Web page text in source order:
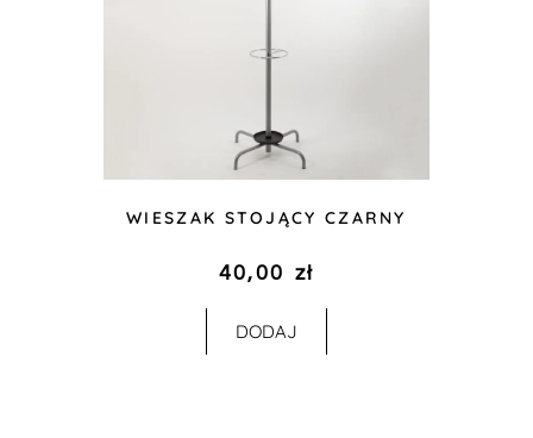
WIESZAK STOJĄCY CZARNY
40,00 zł
DODAJ